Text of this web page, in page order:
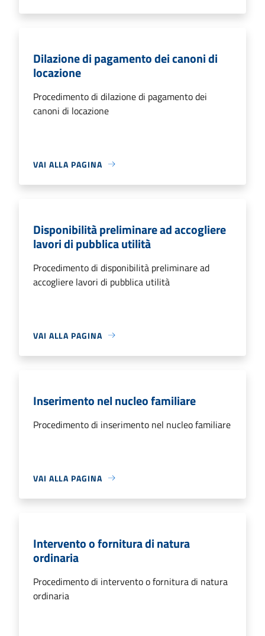
Dilazione di pagamento dei canoni di
locazione
Procedimento di dilazione di pagamento dei
canoni di locazione
VAI ALLA PAGINA
Disponibilità preliminare ad accogliere
lavori di pubblica utilità
Procedimento di disponibilità preliminare ad
accogliere lavori di pubblica utilità
VAI ALLA PAGINA
Inserimento nel nucleo familiare
Procedimento di inserimento nel nucleo familiare
VAI ALLA PAGINA
Intervento o fornitura di natura
ordinaria
Procedimento di intervento o fornitura di natura
ordinaria